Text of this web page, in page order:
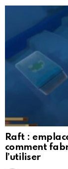
Raft :
comment
l’utiliser